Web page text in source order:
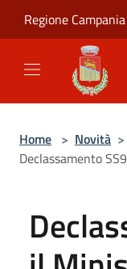
Regione Campania
Home > Novità >
Declassamento